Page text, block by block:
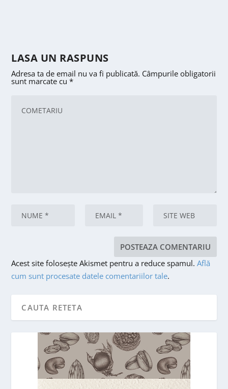
LASA UN RASPUNS
Adresa ta de email nu va fi publicată. Câmpurile obligatorii
sunt marcate cu*
Acest site folosește Akismet pentru a reduce spamul.Află
cum sunt procesate datele comentariilor tale.